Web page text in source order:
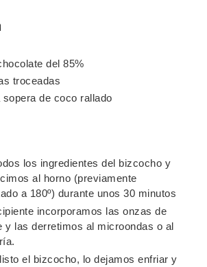
del 85%
troceadas
sopera de coco rallado
los ingredientes del bizcocho y
al horno (previamente
a 180º) durante unos 30 minutos
incorporamos las onzas de
y las derretimos al microondas o al
el bizcocho, lo dejamos enfriar y